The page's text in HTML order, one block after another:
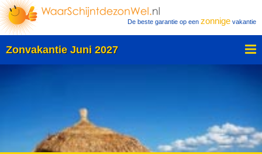
De beste garantie op een zonnige vakantie
Zonvakantie Juni 2027